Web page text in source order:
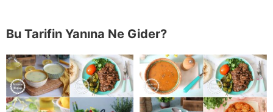
Bu Tarifin Yanına Ne Gider?